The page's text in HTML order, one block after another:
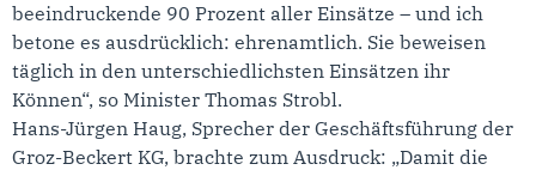
beeindruckende 90 Prozent aller Einsätze – und ich
betone es ausdrücklich: ehrenamtlich. Sie beweisen
täglich in den unterschiedlichsten Einsätzen ihr
Können“, so Minister Thomas Strobl.
Hans-Jürgen Haug, Sprecher der Geschäftsführung der
Groz-Beckert KG, brachte zum Ausdruck: „Damit die